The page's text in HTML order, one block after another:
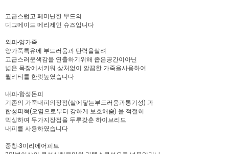
고급스럽고 페미닌한 무드의
디그메이드 메리제인 슈즈입니다
외피-양가죽
양가죽특유에 부드러움과 탄력을살려
고급스러운색감을 연출하기위해 좁은공간이아닌
넓은 목장에서키워 상처없이 깔끔한 가죽을사용하여
퀄리티를 한껏높였습니다
내피-합성돈피
기존의 가죽내피의장점(살에닿는부드러움과통기성) 과
합성피혁(오염으로부터 강하게 보호해줌) 을 적절히
믹싱하여 두가지장점을 두루갖춘 하이브리드
내피를 사용하였습니다
중창-3미리에어피트